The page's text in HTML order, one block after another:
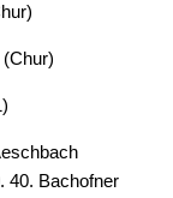
40. Bachofner